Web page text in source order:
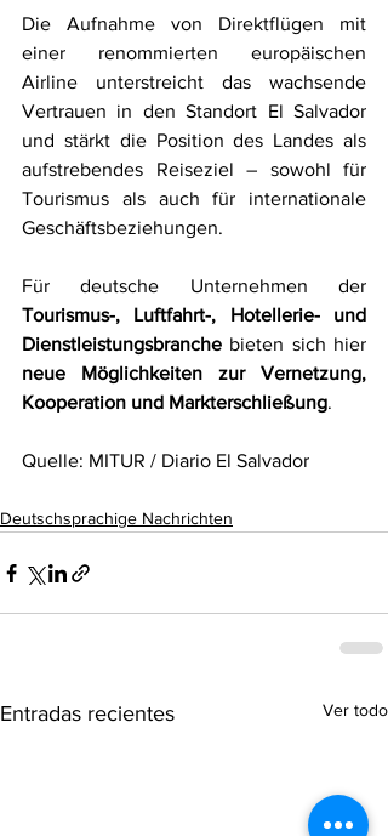
Die Aufnahme von Direktflügen mit
einer renommierten europäischen
Airline unterstreicht das wachsende
Vertrauen in den Standort El Salvador
und stärkt die Position des Landes als
aufstrebendes Reiseziel – sowohl für
Tourismus als auch für internationale
Geschäftsbeziehungen.
Tourismus-, Luftfahrt-, Hotellerie- und
Dienstleistungsbranche
neue Möglichkeiten zur Vernetzung,
Kooperation und Markterschließung.
Quelle: MITUR / Diario El Salvador
Deutschsprachige Nachrichten
Entradas recientes Ver todo